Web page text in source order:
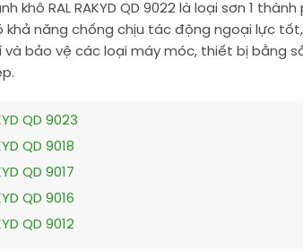
khô RAL RAKYD QD 9022 là loại sơn 1
năng chống chịu tác động ngoại lực
bảo vệ các loại máy móc, thiết bị bằng
QD 9023
QD 9018
QD 9017
QD 9016
QD 9012